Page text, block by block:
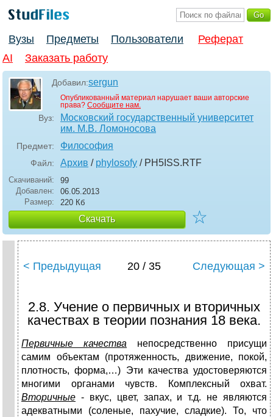
Вузы Предметы Пользователи
Реферат
AI
Заказать работу
Добавил:sergun
Опубликованный материал нарушает ваши авторские
права? Сообщите нам.
Вуз:
Московский государственный университет
им. М.В. Ломоносова
Предмет: Философия
Файл: Архив / phylosofy / PH5ISS.RTF
Скачиваний:
99
Добавлен:
06.05.2013
Размер:
220 Кб
Скачать ☆
< Предыдущая 20 / 35 Следующая >
2.8. Учение о первичных и вторичных
качествах в теории познания 18 века.
Первичные качества непосредственно присущи
самим объектам (протяженность, движение, покой,
плотность, форма,…) Эти качества удостоверяются
многими органами чувств. Комплексный охват.
Вторичные - вкус, цвет, запах, и т.д. не являются
адекватными (соленые, пахучие, сладкие). То, что